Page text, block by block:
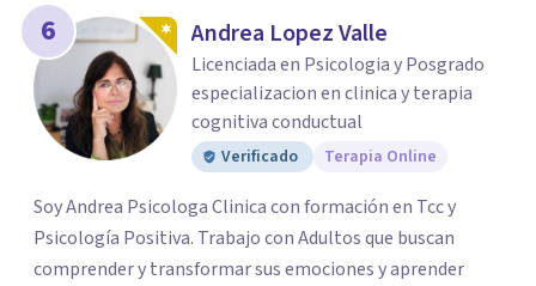
6 Andrea Lopez Valle
Licenciada en Psicologia y Posgrado
especializacion en clinica y terapia
cognitiva conductual
Verificado Terapia Online
Soy Andrea Psicologa Clinica con formación en Tcc y
Psicología Positiva. Trabajo con Adultos que buscan
comprender y transformar sus emociones y aprender